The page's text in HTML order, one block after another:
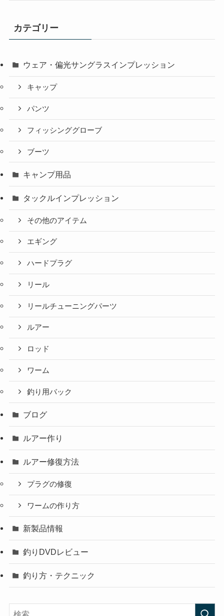
カテゴリー
ウェア・偏光サングラスインプレッション
キャップ
パンツ
フィッシンググローブ
ブーツ
キャンプ用品
タックルインプレッション
その他のアイテム
エギング
ハードプラグ
リール
リールチューニングパーツ
ルアー
ロッド
ワーム
釣り用バック
ブログ
ルアー作り
ルアー修復方法
プラグの修復
ワームの作り方
新製品情報
釣りDVDレビュー
釣り方・テクニック